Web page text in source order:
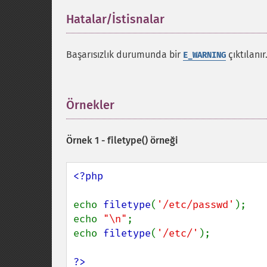
Hatalar/İstisnalar
Başarısızlık durumunda bir E_WARNING çıktılanır.
Örnekler
Örnek 1 - filetype() örneği
<?php
echo filetype( '/etc/passwd' );
echo "\n" ;
echo filetype( '/etc/' );
?>